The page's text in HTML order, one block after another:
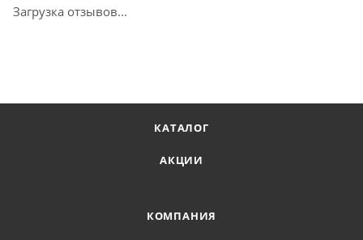
Загрузка отзывов...
КАТАЛОГ
АКЦИИ
КОМПАНИЯ